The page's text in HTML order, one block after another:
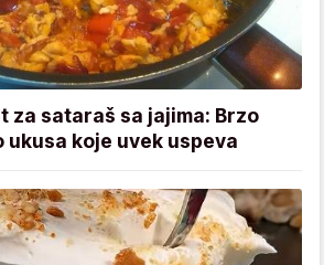
za sataraš sa jajima: Brzo
ukusa koje uvek uspeva